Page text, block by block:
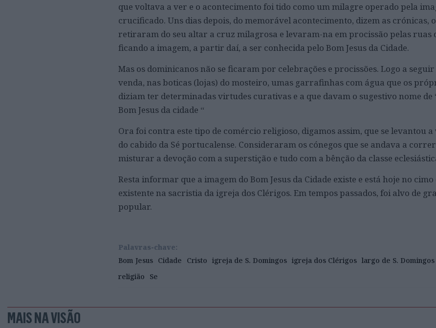
que voltava a ver e o acontecimento foi tido como um milagre operado pela
crucificado. Uns dias depois, do memorável acontecimento, dizem as crónicas,
retiraram do seu altar a cruz milagrosa e levaram-na em procissão pelas ruas
ficando a imagem, a partir daí, a ser conhecida pelo Bom Jesus da Cidade.
Mas os dominicanos não se ficaram por celebrações e procissões. Logo a
venda, nas boticas (lojas) do mosteiro, umas garrafinhas com água que os
diziam ter determinadas virtudes curativas e a que davam o sugestivo nome de
Bom Jesus da cidade “
Ora foi contra este tipo de comércio religioso, digamos assim, que se levantou
do cabido da Sé portucalense. Consideraram os cónegos que se andava a
misturar a devoção com a superstição e tudo com a bênção da classe
Resta informar que a imagem do Bom Jesus da Cidade existe e está hoje no
existente na sacristia da igreja dos Clérigos. Em tempos passados, foi alvo de
popular.
Palavras-chave:
Bom Jesus Cidade Cristo igreja de S. Domingos igreja dos Clérigos largo de S. Domingos
religião
Se
MAIS NA VISÃO